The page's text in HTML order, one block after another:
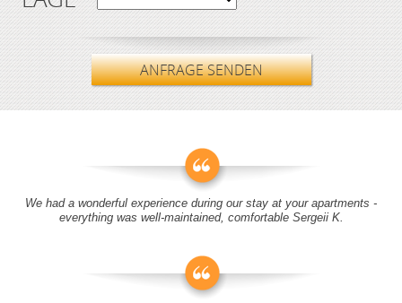
ANFRAGE SENDEN
We had a wonderful experience during our stay at your apartments -
everything was well-maintained, comfortable Sergeii K.